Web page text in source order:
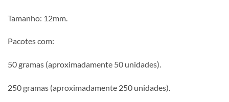
Tamanho: 12mm.
Pacotes com:
50 gramas (aproximadamente 50 unidades).
250 gramas (aproximadamente 250 unidades).